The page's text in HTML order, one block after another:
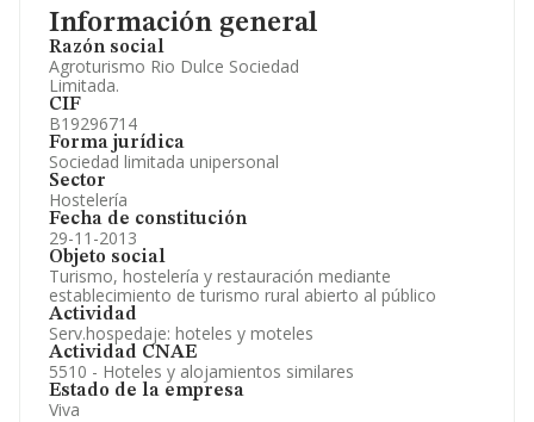
Información general
Razón social
Agroturismo Rio Dulce Sociedad
Limitada.
CIF
B19296714
Forma jurídica
Sociedad limitada unipersonal
Sector
Hostelería
Fecha de constitución
29-11-2013
Objeto social
Turismo, hostelería y restauración mediante
establecimiento de turismo rural abierto al público
Actividad
Serv.hospedaje: hoteles y moteles
Actividad CNAE
5510 - Hoteles y alojamientos similares
Estado de la empresa
Viva
Información oficial y registral complementaria.